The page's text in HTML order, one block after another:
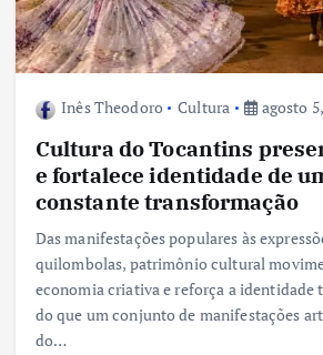
Inês Theodoro Cultura agosto
Cultura do Tocantins
e fortalece identidade de
constante transformação
Das manifestações populares às
quilombolas, patrimônio cultural
economia criativa e reforça a identidade
do que um conjunto de manifestações
do…